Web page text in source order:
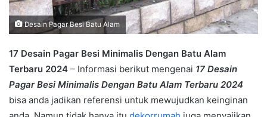
Desain Pagar Besi Batu Alam
17 Desain Pagar Besi Minimalis Dengan Batu Alam
Terbaru 2024 – Informasi berikut mengenai 17 Desain
Pagar Besi Minimalis Dengan Batu Alam Terbaru 2024
bisa anda jadikan referensi untuk mewujudkan keinginan